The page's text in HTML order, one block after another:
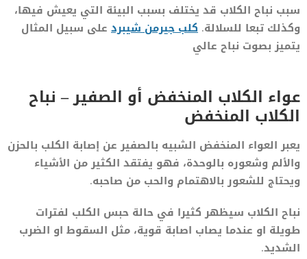
سبب نباح الكلاب قد يختلف بسبب البيئة التي يعيش فيها،
وكذلك تبعا للسلالة. كلب جيرمن شيبرد على سبيل المثال
يتميز بصوت نباح عالي
عواء الكلاب المنخفض أو الصفير – نباح
الكلاب المنخفض
يعبر العواء المنخفض الشبيه بالصفير عن إصابة الكلب بالحزن
والألم وشعوره بالوحدة، فهو يفتقد الكثير من الأشياء
ويحتاج للشعور بالاهتمام والحب من صاحبه.
نباح الكلاب سيظهر كثيرا في حالة حبس الكلب لفترات
طويلة او عندما يصاب اصابة قوية، مثل السقوط او الضرب
الشديد.